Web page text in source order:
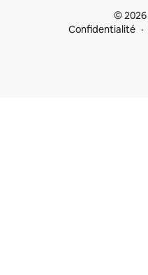
© 2026
Confidentialité